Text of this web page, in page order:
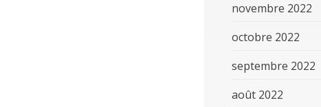
novembre 2022
octobre 2022
septembre 2022
août 2022